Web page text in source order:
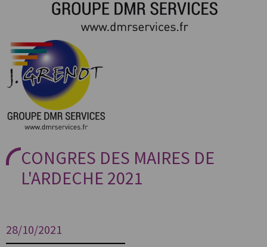
CONGRES DES MAIRES DE
L'ARDECHE 2021
28/10/2021